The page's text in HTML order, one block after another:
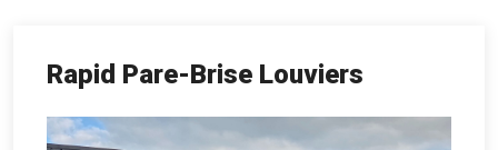
Rapid Pare-Brise Louviers